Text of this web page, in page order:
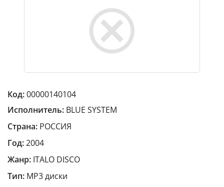
Код:00000140104
Исполнитель: BLUE SYSTEM
Страна: РОССИЯ
Год:2004
Жанр: ITALO DISCO
Тип: MP3 диски